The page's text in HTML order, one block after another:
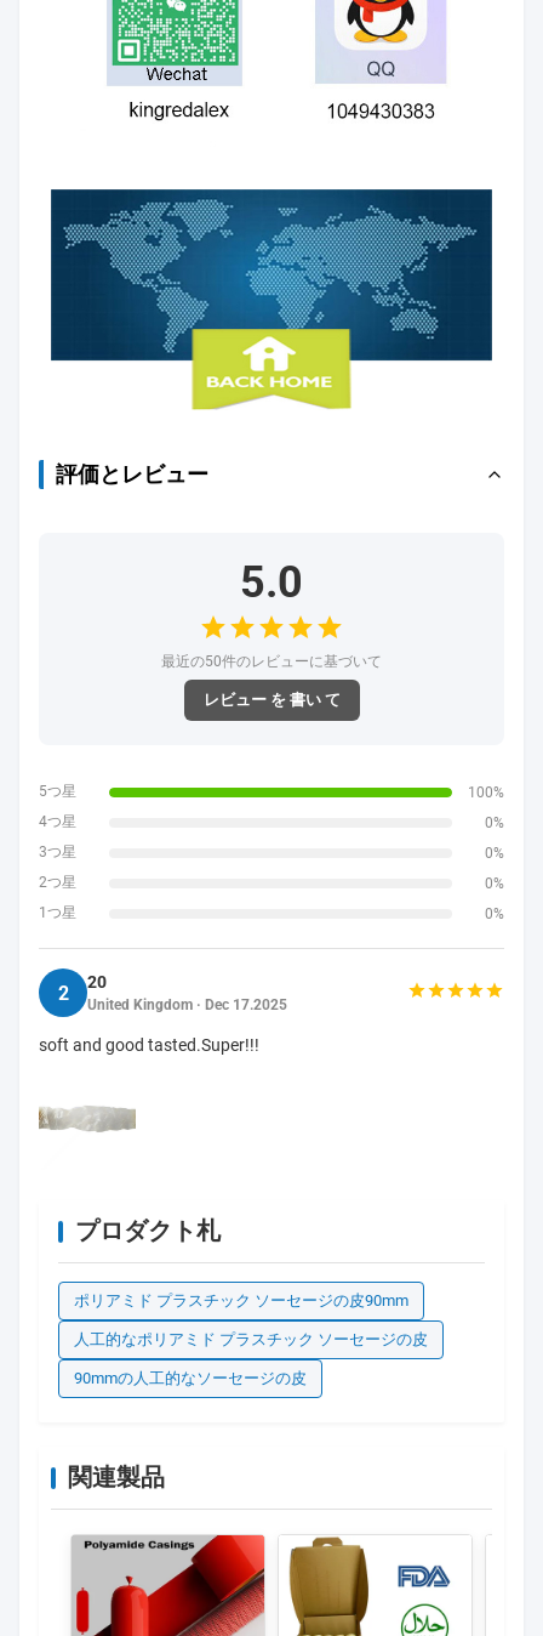
評価とレビュー
5.0
最近の50件のレビューに基づいて
レビュー を 書い て
5つ星
100%
4つ星
0%
3つ星
0%
2つ星
0%
1つ星
0%
2 20
United Kingdom · Dec 17.2025
soft and good tasted.Super!!!
プロダクト札
ポリアミド プラスチック ソーセージの皮90mm
人工的なポリアミド プラスチック ソーセージの皮
90mmの人工的なソーセージの皮
関連製品